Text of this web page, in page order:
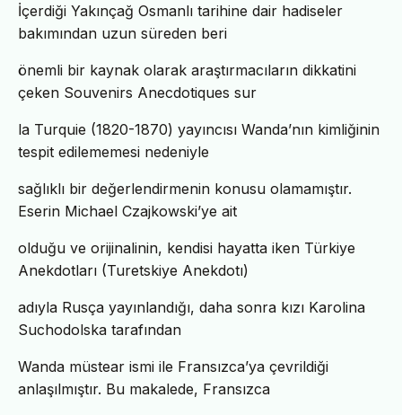
İçerdiği Yakınçağ Osmanlı tarihine dair hadiseler
bakımından uzun süreden beri
önemli bir kaynak olarak araştırmacıların dikkatini
çeken Souvenirs Anecdotiques sur
la Turquie (1820-1870) yayıncısı Wanda’nın kimliğinin
tespit edilememesi nedeniyle
sağlıklı bir değerlendirmenin konusu olamamıştır.
Eserin Michael Czajkowski’ye ait
olduğu ve orijinalinin, kendisi hayatta iken Türkiye
Anekdotları (Turetskiye Anekdotı)
adıyla Rusça yayınlandığı, daha sonra kızı Karolina
Suchodolska tarafından
Wanda müstear ismi ile Fransızca’ya çevrildiği
anlaşılmıştır. Bu makalede, Fransızca